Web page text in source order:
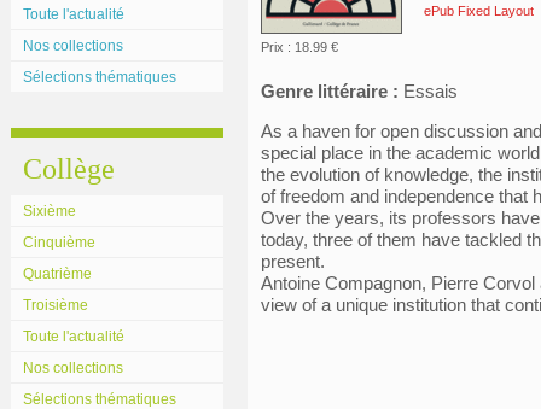
Toute l'actualité
Nos collections
Sélections thématiques
Collège
Sixième
Cinquième
Quatrième
Troisième
Toute l'actualité
Nos collections
Sélections thématiques
Prix : 18.99 €
ePub Fixed Layout
Genre littéraire : Essais
As a haven for open discussion
special place in the academic
the evolution of knowledge, the
of freedom and independence that
Over the years, its professors
today, three of them have tackled
present.
Antoine Compagnon, Pierre
view of a unique institution that